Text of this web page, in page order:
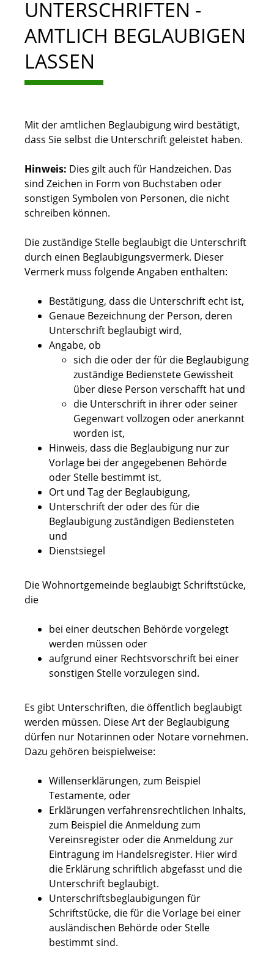
UNTERSCHRIFTEN -
AMTLICH BEGLAUBIGEN
LASSEN
Mit der amtlichen Beglaubigung wird bestätigt,
dass Sie selbst die Unterschrift geleistet haben.
Hinweis: Dies gilt auch für Handzeichen. Das
sind Zeichen in Form von Buchstaben oder
sonstigen Symbolen von Personen, die nicht
schreiben können.
Die zuständige Stelle beglaubigt die Unterschrift
durch einen Beglaubigungsvermerk. Dieser
Vermerk muss folgende Angaben enthalten:
Bestätigung, dass die Unterschrift echt ist,
Genaue Bezeichnung der Person, deren
Unterschrift beglaubigt wird,
Angabe, ob
sich die oder der für die Beglaubigung
zuständige Bedienstete Gewissheit
über diese Person verschafft hat und
die Unterschrift in ihrer oder seiner
Gegenwart vollzogen oder anerkannt
worden ist,
Hinweis, dass die Beglaubigung nur zur
Vorlage bei der angegebenen Behörde
oder Stelle bestimmt ist,
Ort und Tag der Beglaubigung,
Unterschrift der oder des für die
Beglaubigung zuständigen Bediensteten
und
Dienstsiegel
Die Wohnortgemeinde beglaubigt Schriftstücke,
die
bei einer deutschen Behörde vorgelegt
werden müssen oder
aufgrund einer Rechtsvorschrift bei einer
sonstigen Stelle vorzulegen sind.
Es gibt Unterschriften, die öffentlich beglaubigt
werden müssen. Diese Art der Beglaubigung
dürfen nur Notarinnen oder Notare vornehmen.
Dazu gehören beispielweise:
Willenserklärungen, zum Beispiel
Testamente, oder
Erklärungen verfahrensrechtlichen Inhalts,
zum Beispiel die Anmeldung zum
Vereinsregister oder die Anmeldung zur
Eintragung im Handelsregister. Hier wird
die Erklärung schriftlich abgefasst und die
Unterschrift beglaubigt.
Unterschriftsbeglaubigungen für
Schriftstücke, die für die Vorlage bei einer
ausländischen Behörde oder Stelle
bestimmt sind.